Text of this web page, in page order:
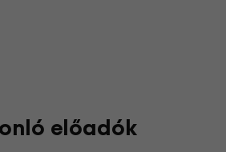
előadók